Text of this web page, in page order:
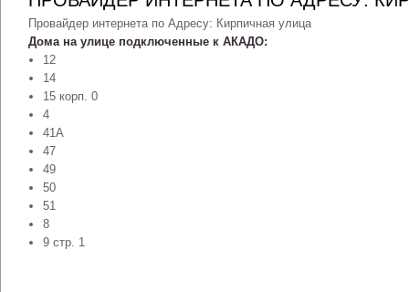
Провайдер интернета по Адресу: Кирпичная улица
Дома на улице подключенные к АКАДО:
12
14
15 корп. 0
4
41А
47
49
50
51
8
9 стр. 1